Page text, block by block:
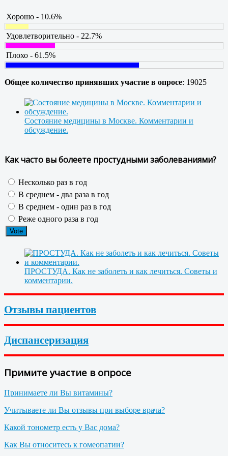
Хорошо - 10.6%
Удовлетворительно - 22.7%
Плохо - 61.5%
Общее количество принявших участие в опросе: 19025
Состояние медицины в Москве. Комментарии и
обсуждение.
Как часто вы болеете простудными заболеваниями?
Несколько раз в год
В среднем - два раза в год
В среднем - один раз в год
Реже одного раза в год
ПРОСТУДА. Как не заболеть и как лечиться. Советы и
комментарии.
Отзывы пациентов
Диспансеризация
Примите участие в опросе
Принимаете ли Вы витамины?
Учитываете ли Вы отзывы при выборе врача?
Какой тонометр есть у Вас дома?
Как Вы относитесь к гомеопатии?